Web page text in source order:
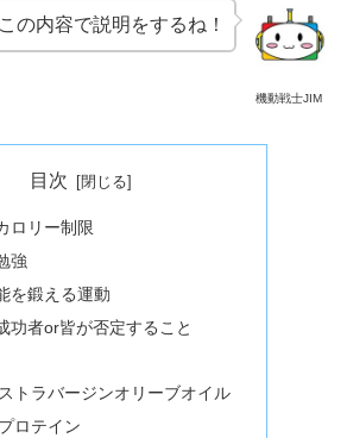
機動戦士JIM
の内容で説明をするね！
目次
ロリー制限
強
を鍛える運動
功者or皆が否定すること
トラバージンオリーブオイル
ロテイン